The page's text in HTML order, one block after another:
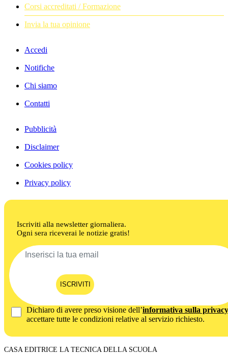
Corsi accreditati / Formazione
Invia la tua opinione
Accedi
Notifiche
Chi siamo
Contatti
Pubblicità
Disclaimer
Cookies policy
Privacy policy
Iscriviti alla newsletter giornaliera.
Ogni sera riceverai le notizie gratis!
ISCRIVITI
Dichiaro di avere preso visione dell’informativa sulla privacy
accettare tutte le condizioni relative al servizio richiesto.
CASA EDITRICE LA TECNICA DELLA SCUOLA